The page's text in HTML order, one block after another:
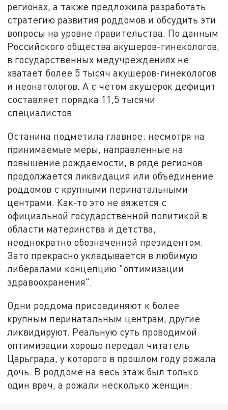
регионах, а также предложила разработать
стратегию развития роддомов и обсудить эти
вопросы на уровне правительства. По данным
Российского общества акушеров-гинекологов,
в государственных медучреждениях не
хватает более 5 тысяч акушеров-гинекологов
и неонатологов. А с чётом акушерок дефицит
составляет порядка 11,5 тысячи
специалистов.
Останина подметила главное: несмотря на
принимаемые меры, направленные на
повышение рождаемости, в ряде регионов
продолжается ликвидация или объединение
роддомов с крупными перинатальными
центрами. Как-то это не вяжется с
официальной государственной политикой в
области материнства и детства,
неоднократно обозначенной президентом.
Зато прекрасно укладывается в любимую
либералами концепцию "оптимизации
здравоохранения".
Одни роддома присоединяют к более
крупным перинатальным центрам, другие
ликвидируют. Реальную суть проводимой
оптимизации хорошо передал читатель
Царьграда, у которого в прошлом году рожала
дочь. В роддоме на весь этаж был только
один врач, а рожали несколько женщин: